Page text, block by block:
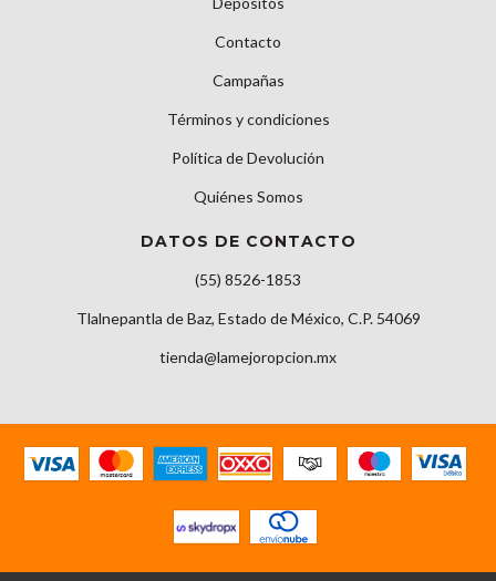
Contacto
Campañas
Términos y condiciones
Política de Devolución
Quiénes Somos
DATOS DE CONTACTO
(55) 8526-1853
Tlalnepantla de Baz, Estado de México, C.P. 54069
tienda@lamejoropcion.mx